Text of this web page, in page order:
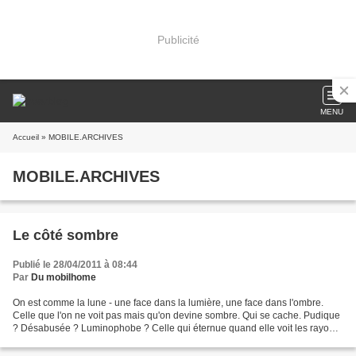
Publicité
MENU
Accueil » MOBILE.ARCHIVES
MOBILE.ARCHIVES
Le côté sombre
Publié le 28/04/2011 à 08:44
Par Du mobilhome
On est comme la lune - une face dans la lumière, une face dans l'ombre.
Celle que l'on ne voit pas mais qu'on devine sombre. Qui se cache. Pudique
? Désabusée ? Luminophobe ? Celle qui éternue quand elle voit les rayons